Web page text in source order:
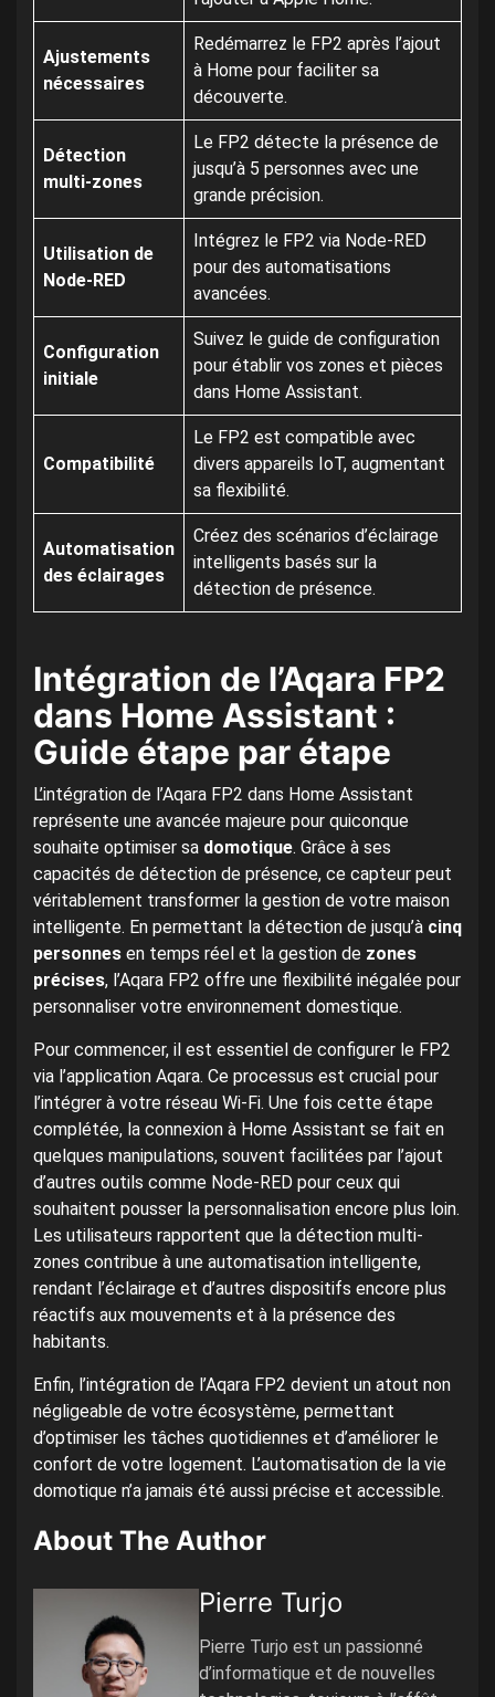
Ajustements
nécessaires
Redémarrez le FP2 après l’ajout
à Home pour faciliter sa
découverte.
Détection
multi-zones
Le FP2 détecte la présence de
jusqu’à 5 personnes avec une
grande précision.
Utilisation de
Node-RED
Intégrez le FP2 via Node-RED
pour des automatisations
avancées.
Configuration
initiale
Suivez le guide de configuration
pour établir vos zones et pièces
dans Home Assistant.
Compatibilité
Le FP2 est compatible avec
divers appareils IoT, augmentant
sa flexibilité.
Automatisation
des éclairages
Créez des scénarios d’éclairage
intelligents basés sur la
détection de présence.
Intégration de l’Aqara FP2
dans Home Assistant :
Guide étape par étape
L’intégration de l’Aqara FP2 dans Home Assistant
représente une avancée majeure pour quiconque
souhaite optimiser sa domotique. Grâce à ses
capacités de détection de présence, ce capteur peut
véritablement transformer la gestion de votre maison
intelligente. En permettant la détection de jusqu’à cinq
personnes en temps réel et la gestion de zones
précises, l’Aqara FP2 offre une flexibilité inégalée pour
personnaliser votre environnement domestique.
Pour commencer, il est essentiel de configurer le FP2
via l’application Aqara. Ce processus est crucial pour
l’intégrer à votre réseau Wi-Fi. Une fois cette étape
complétée, la connexion à Home Assistant se fait en
quelques manipulations, souvent facilitées par l’ajout
d’autres outils comme Node-RED pour ceux qui
souhaitent pousser la personnalisation encore plus loin.
Les utilisateurs rapportent que la détection multi-
zones contribue à une automatisation intelligente,
rendant l’éclairage et d’autres dispositifs encore plus
réactifs aux mouvements et à la présence des
habitants.
Enfin, l’intégration de l’Aqara FP2 devient un atout non
négligeable de votre écosystème, permettant
d’optimiser les tâches quotidiennes et d’améliorer le
confort de votre logement. L’automatisation de la vie
domotique n’a jamais été aussi précise et accessible.
About The Author
Pierre Turjo
Pierre Turjo est un passionné
d’informatique et de nouvelles